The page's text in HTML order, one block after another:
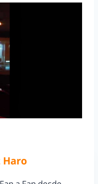
Haro